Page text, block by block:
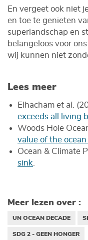
En vergeet ook niet
en toe te genieten
superlandschap en
belangeloos voor
wij kunnen niet
Lees meer
Elhacham et al.
exceeds all living
Woods Hole
value of the
Ocean & Climate
sink
Meer lezen over :
UN OCEAN DECADE
SDG 2 - GEEN HONGER